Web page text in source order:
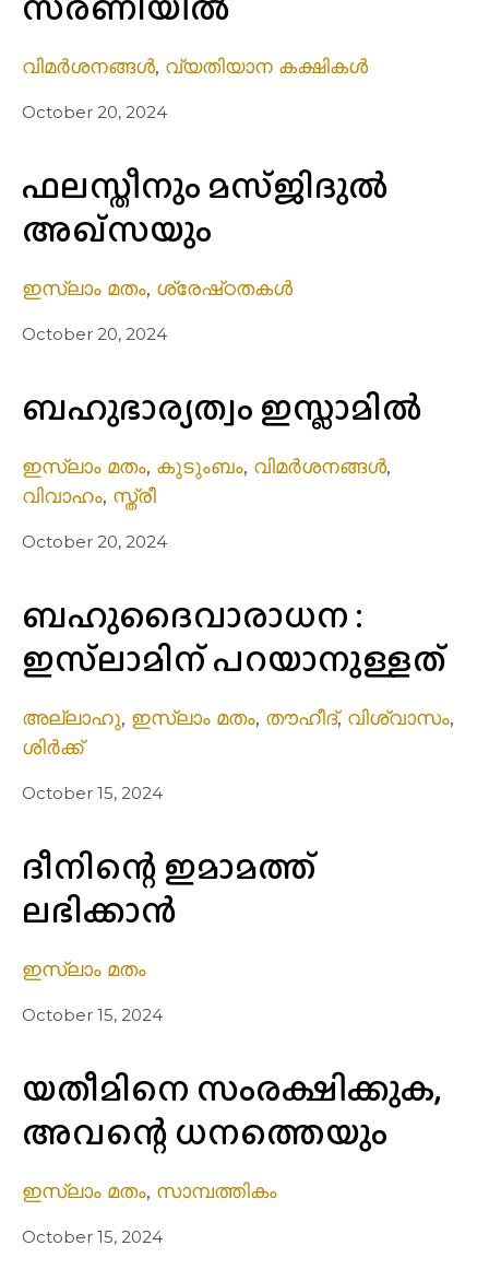
വിമർശനങ്ങൾ, വ്യതിയാന കക്ഷികൾ
October 20, 2024
ഫലസ്തീനും മസ്ജിദുൽ
അഖ്സയും
ഇസ്ലാം മതം, ശ്രേഷ്‌ഠതകൾ
October 20, 2024
ബഹുഭാര്യത്വം ഇസ്ലാമിൽ
ഇസ്ലാം മതം, കുടുംബം, വിമർശനങ്ങൾ,
വിവാഹം, സ്ത്രീ
October 20, 2024
ബഹുദൈവാരാധന :
ഇസ്‌ലാമിന് പറയാനുള്ളത്
അല്ലാഹു, ഇസ്ലാം മതം, തൗഹീദ്, വിശ്വാസം,
ശിർക്ക്
October 15, 2024
ദീനിന്റെ ഇമാമത്ത്
ലഭിക്കാൻ
ഇസ്ലാം മതം
October 15, 2024
യതീമിനെ സംരക്ഷിക്കുക,
അവന്റെ ധനത്തെയും
ഇസ്ലാം മതം, സാമ്പത്തികം
October 15, 2024